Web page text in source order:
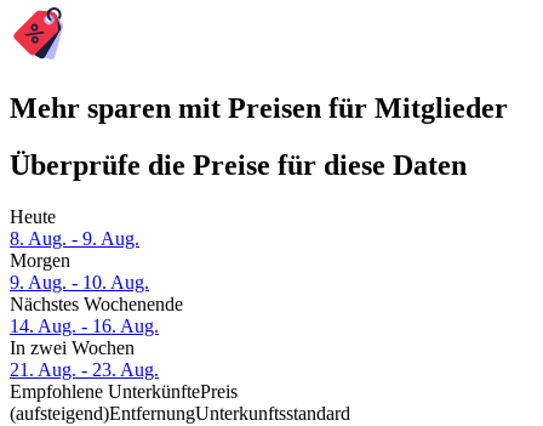
Mehr sparen mit Preisen für Mitglieder
Überprüfe die Preise für diese Daten
Heute
8. Aug. - 9. Aug.
Morgen
9. Aug. - 10. Aug.
Nächstes Wochenende
14. Aug. - 16. Aug.
In zwei Wochen
21. Aug. - 23. Aug.
Empfohlene UnterkünftePreis
(aufsteigend)EntfernungUnterkunftsstandard